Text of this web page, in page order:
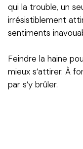
qui la trouble, un
irrésistiblement
sentiments
Feindre la haine
mieux s’attirer. À
par s’y brûler.